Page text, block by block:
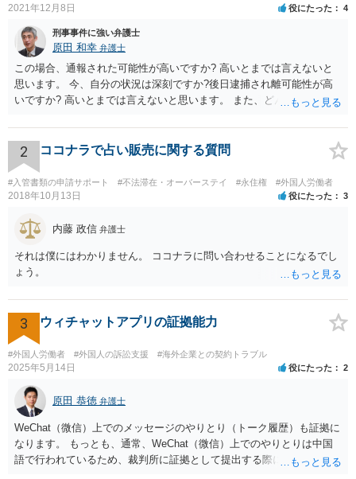
2021年12月8日 役にたった 4
刑事事件に強い弁護士
原田 和幸 弁護士
この場合、通報された可能性が高いですか? 高いとまでは言えないと
思います。 今、自分の状況は深刻ですか?後日逮捕され離可能性が高
いですか? 高いとまでは言えないと思います。 また、どんな犯罪をし
たりでしょうか。
2 ココナラで占い販売に関する質問
#入管書類の申請サポート #不法滞在・オーバーステイ #永住権 #外国人労働者
2018年10月13日 役にたった 3
内藤 政信 弁護士
それは僕にはわかりません。 ココナラに問い合わせることになるでし
ょう。
3 ウィチャットアプリの証拠能力
#外国人労働者 #外国人の訴訟支援 #海外企業との契約トラブル
2025年5月14日 役にたった 2
原田 恭徳 弁護士
WeChat（微信）上でのメッセージのやりとり（トーク履歴）も証拠に
なります。 もっとも、通常、WeChat（微信）上でのやりとりは中国
語で行われているため、裁判所に証拠として提出する際には日本語の